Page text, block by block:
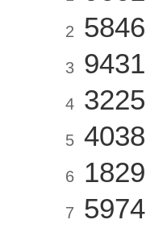
2 5846
3 9431
4 3225
5 4038
6 1829
7 5974